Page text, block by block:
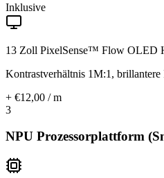
Inklusive
13 Zoll PixelSense™ Flow OLED
Kontrastverhältnis 1M:1, brillantere
+ €12,00 / m
3
NPU Prozessorplattform